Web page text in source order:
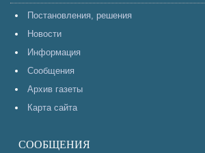
Постановления, решения
Новости
Информация
Сообщения
Архив газеты
Карта сайта
СООБЩЕНИЯ